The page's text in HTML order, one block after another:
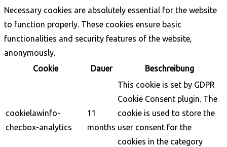
Necessary cookies are absolutely essential for the website
to function properly. These cookies ensure basic
functionalities and security features of the website,
anonymously.
Cookie
Dauer Beschreibung
cookielawinfo-
checbox-analytics
11
months
This cookie is set by GDPR
Cookie Consent plugin. The
cookie is used to store the
user consent for the
cookies in the category